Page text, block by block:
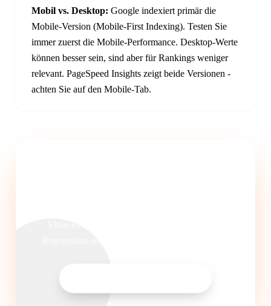
Mobil vs. Desktop: Google indexiert primär die
Mobile-Version (Mobile-First Indexing). Testen Sie
immer zuerst die Mobile-Performance. Desktop-Werte
können besser sein, sind aber für Rankings weniger
relevant. PageSpeed Insights zeigt beide Versionen -
achten Sie auf den Mobile-Tab.